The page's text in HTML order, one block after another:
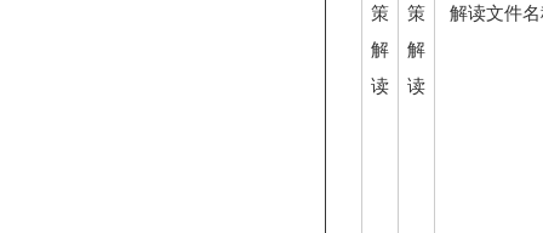
策
解
读
策
解
读
解读文件